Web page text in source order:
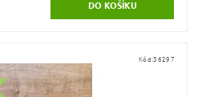
Kód:36297